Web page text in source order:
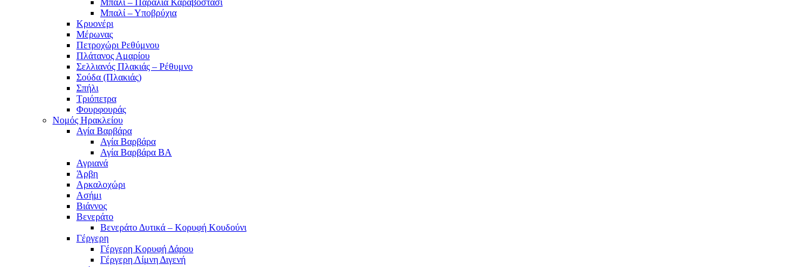
Μπαλί – Παραλία Καραβοστάσι
Μπαλί – Υποβρύχια
Κρυονέρι
Μέρωνας
Πετροχώρι Ρεθύμνου
Πλάτανος Αμαρίου
Σελλιανός Πλακιάς – Ρέθυμνο
Σούδα (Πλακιάς)
Σπήλι
Τριόπετρα
Φουρφουράς
Νομός Ηρακλείου
Αγία Βαρβάρα
Αγία Βαρβάρα
Αγία Βαρβάρα ΒΑ
Αγριανά
Άρβη
Αρκαλοχώρι
Ασήμι
Βιάννος
Βενεράτο
Βενεράτο Δυτικά – Κορυφή Κουδούνι
Γέργερη
Γέργερη Κορυφή Δάρου
Γέργερη Λίμνη Διγενή